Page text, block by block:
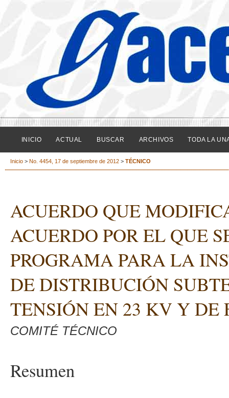
INICIO ACTUAL BUSCAR ARCHIVOS TODA LA
Inicio > No. 4454, 17 de septiembre de 2012 > TÉCNICO
ACUERDO QUE
ACUERDO POR EL QUE
PROGRAMA PARA LA
DE DISTRIBUCIÓN
TENSIÓN EN 23 KV Y DE
COMITÉ TÉCNICO
Resumen